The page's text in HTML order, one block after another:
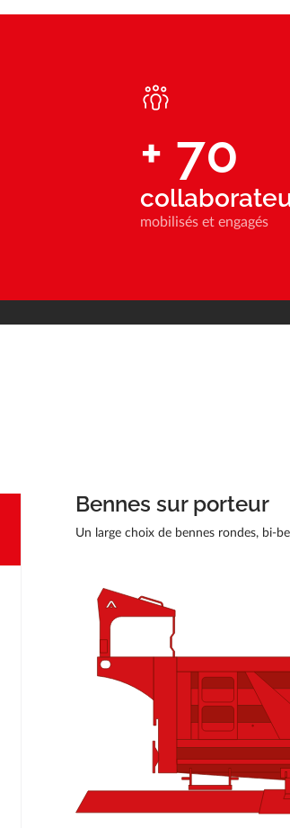
+ 70
mobilisés et engagés
Bennes sur porteur
Un large choix de bennes rondes, bi-